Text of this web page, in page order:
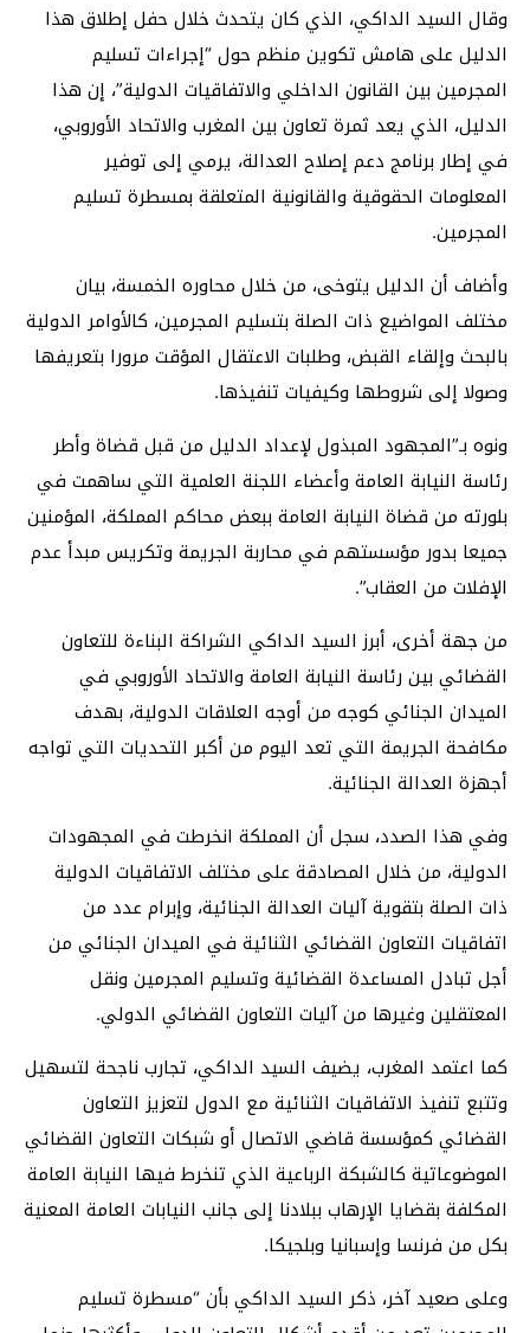
وقال السيد الداكي، الذي كان يتحدث خلال حفل إطلاق هذا
الدليل على هامش تكوين منظم حول “إجراءات تسليم
المجرمين بين القانون الداخلي والاتفاقيات الدولية”، إن هذا
الدليل، الذي يعد ثمرة تعاون بين المغرب والاتحاد الأوروبي،
في إطار برنامج دعم إصلاح العدالة، يرمي إلى توفير
المعلومات الحقوقية والقانونية المتعلقة بمسطرة تسليم
المجرمين.
وأضاف أن الدليل يتوخى، من خلال محاوره الخمسة، بيان
مختلف المواضيع ذات الصلة بتسليم المجرمين، كالأوامر الدولية
بالبحث وإلقاء القبض، وطلبات الاعتقال المؤقت مرورا بتعريفها
وصولا إلى شروطها وكيفيات تنفيذها.
ونوه بـ”المجهود المبذول لإعداد الدليل من قبل قضاة وأطر
رئاسة النيابة العامة وأعضاء اللجنة العلمية التي ساهمت في
بلورته من قضاة النيابة العامة ببعض محاكم المملكة، المؤمنين
جميعا بدور مؤسستهم في محاربة الجريمة وتكريس مبدأ عدم
الإفلات من العقاب”.
من جهة أخرى، أبرز السيد الداكي الشراكة البناءة للتعاون
القضائي بين رئاسة النيابة العامة والاتحاد الأوروبي في
الميدان الجنائي كوجه من أوجه العلاقات الدولية، بهدف
مكافحة الجريمة التي تعد اليوم من أكبر التحديات التي تواجه
أجهزة العدالة الجنائية.
وفي هذا الصدد، سجل أن المملكة انخرطت في المجهودات
الدولية، من خلال المصادقة على مختلف الاتفاقيات الدولية
ذات الصلة بتقوية آليات العدالة الجنائية، وإبرام عدد من
اتفاقيات التعاون القضائي الثنائية في الميدان الجنائي من
أجل تبادل المساعدة القضائية وتسليم المجرمين ونقل
المعتقلين وغيرها من آليات التعاون القضائي الدولي.
كما اعتمد المغرب، يضيف السيد الداكي، تجارب ناجحة لتسهيل
وتتبع تنفيذ الاتفاقيات الثنائية مع الدول لتعزيز التعاون
القضائي كمؤسسة قاضي الاتصال أو شبكات التعاون القضائي
الموضوعاتية كالشبكة الرباعية الذي تنخرط فيها النيابة العامة
المكلفة بقضايا الإرهاب ببلادنا إلى جانب النيابات العامة المعنية
بكل من فرنسا وإسبانيا وبلجيكا.
وعلى صعيد آخر، ذكر السيد الداكي بأن “مسطرة تسليم